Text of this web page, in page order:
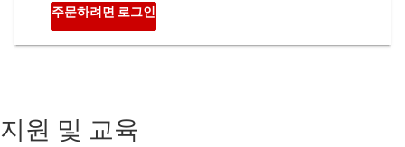
지원 및 교육